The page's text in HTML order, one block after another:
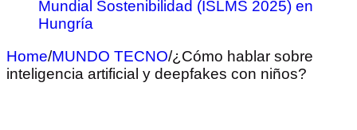
Mundial Sostenibilidad (ISLMS 2025) en
Hungría
Home/MUNDO TECNO/¿Cómo hablar sobre
inteligencia artificial y deepfakes con niños?